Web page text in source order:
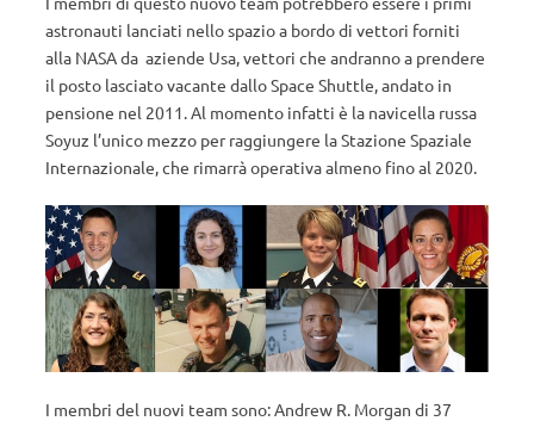
astronauti lanciati nello spazio a bordo di vettori forniti
alla NASA da aziende Usa, vettori che andranno a prendere
il posto lasciato vacante dallo Space Shuttle, andato in
pensione nel 2011. Al momento infatti è la navicella russa
Soyuz l’unico mezzo per raggiungere la Stazione Spaziale
Internazionale, che rimarrà operativa almeno fino al 2020.
I membri del nuovi team sono: Andrew R. Morgan di 37